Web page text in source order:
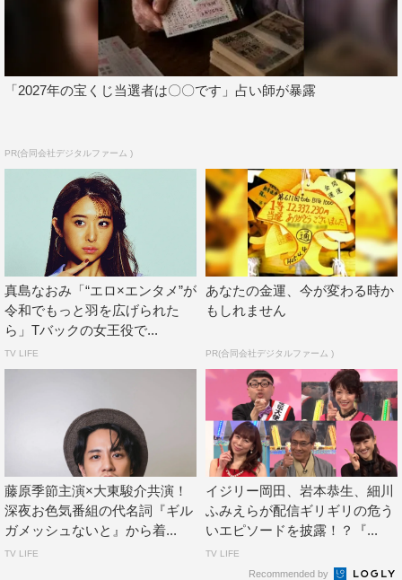
「2027年の宝くじ当選者は〇〇です」占い師が暴露
PR(合同会社デジタルファーム )
真島なおみ「“エロ×エンタメ”が
令和でもっと羽を広げられた
ら」Tバックの女王役で...
TV LIFE
あなたの金運、今が変わる時か
もしれません
PR(合同会社デジタルファーム )
藤原季節主演×大東駿介共演！
深夜お色気番組の代名詞『ギル
ガメッシュないと』から着...
TV LIFE
イジリー岡田、岩本恭生、細川
ふみえらが配信ギリギリの危う
いエピソードを披露！？『...
TV LIFE
Recommended by